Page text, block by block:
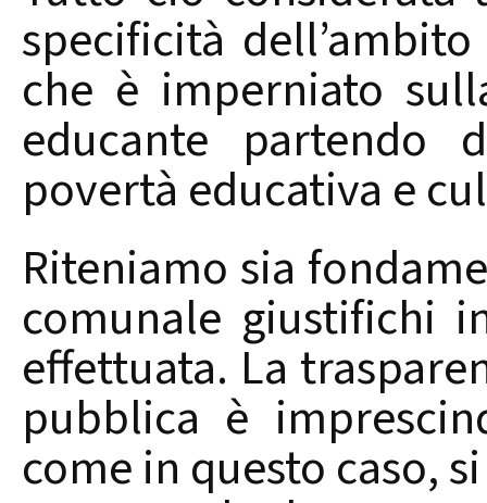
specificità
che è imperniato
educante partendo
povertà educativa e
Riteniamo sia
comunale giustifichi
effettuata. La
pubblica è
come in questo caso,